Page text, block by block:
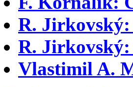
R.
R.
Vlastimil A.